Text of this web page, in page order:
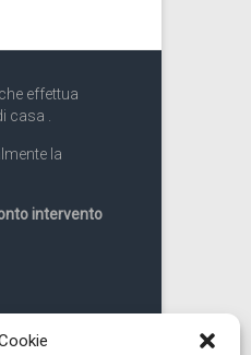
effettua
casa .
la
intervento